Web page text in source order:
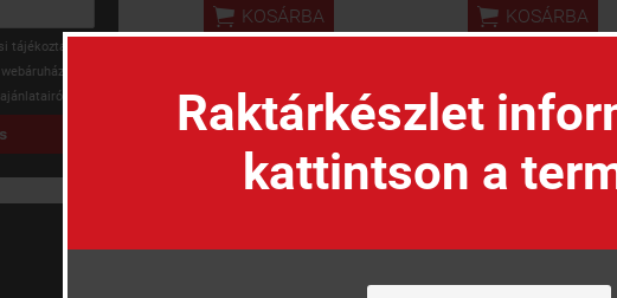
Raktárkészlet
kattintson a
tájékoztatót
 KOSÁRBA  KOSÁRBA